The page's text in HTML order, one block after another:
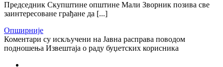
Председник Скупштине општине Мали Зворник позива све
заинтересоване грађане да [...]
Опширније
Коментари су искључени на Јавна расправа поводом
подношења Извештаја о раду буџетских корисника